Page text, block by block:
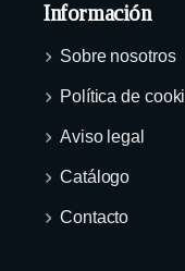
Información
Sobre nosotros
Política de
Aviso legal
Catálogo
Contacto